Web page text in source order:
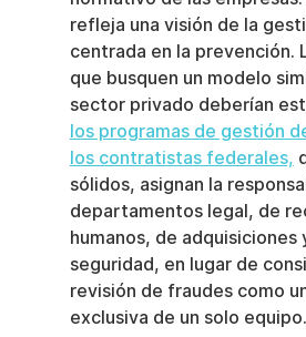
refleja una visión de la
centrada en la prevención.
que busquen un modelo
sector privado deberían
los programas de gestión
los contratistas federales,
sólidos, asignan la
departamentos legal, de
humanos, de adquisiciones
seguridad, en lugar de
revisión de fraudes como
exclusiva de un solo equipo.